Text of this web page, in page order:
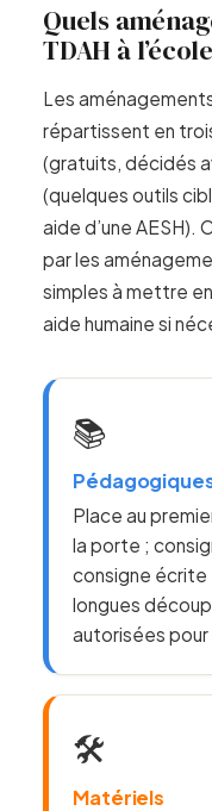
Quels
TDAH à
Les
répartissent en
(gratuits, décidés
(quelques outils
aide d’une AESH).
par les
simples à mettre
aide humaine si
📚
Place au
la porte ;
consigne écrite
longues
autorisées
🛠️
Matériels